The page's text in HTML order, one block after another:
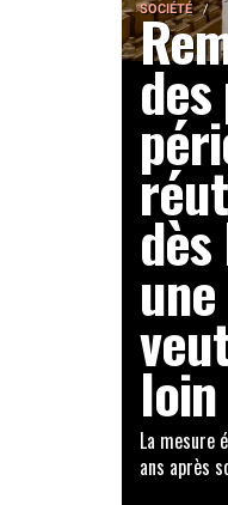
SOCIÉTÉ
loin
La mesure
ans après